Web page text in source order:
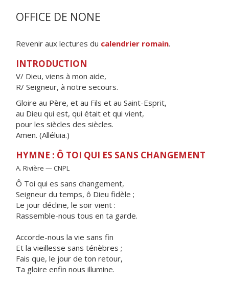
OFFICE DE NONE
Revenir aux lectures du calendrier romain.
INTRODUCTION
V/ Dieu, viens à mon aide,
R/ Seigneur, à notre secours.
Gloire au Père, et au Fils et au Saint-Esprit,
au Dieu qui est, qui était et qui vient,
pour les siècles des siècles.
Amen. (Alléluia.)
HYMNE : Ô TOI QUI ES SANS CHANGEMENT
A. Rivière — CNPL
Ô Toi qui es sans changement,
Seigneur du temps, ô Dieu fidèle ;
Le jour décline, le soir vient :
Rassemble-nous tous en ta garde.
Accorde-nous la vie sans fin
Et la vieillesse sans ténèbres ;
Fais que, le jour de ton retour,
Ta gloire enfin nous illumine.